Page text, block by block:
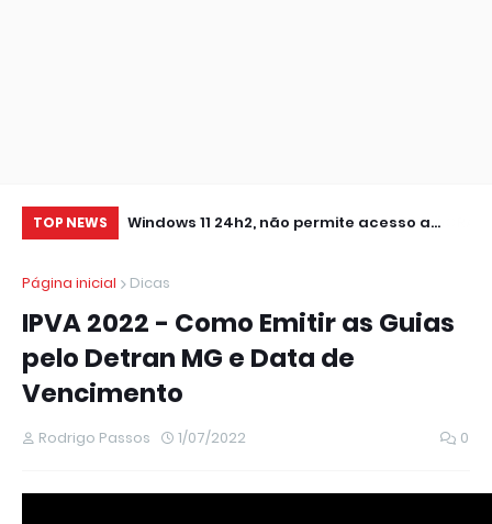
TOP NEWS
IMPRESSORA
Windows 11 24h2, não permite acesso a
outros
Página inicial
Dicas
IPVA 2022 - Como Emitir as Guias
pelo Detran MG e Data de
Vencimento
Rodrigo Passos 1/07/2022 0